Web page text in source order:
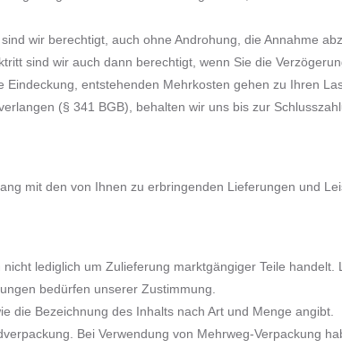
wir berechtigt, auch ohne Androhung, die Annahme
sind wir auch dann berechtigt, wenn Sie die
entstehenden Mehrkosten gehen zu Ihren
(§ 341 BGB), behalten wir uns bis zur
mit den von Ihnen zu erbringenden Lieferungen und
lediglich um Zulieferung marktgängiger Teile handelt.
bedürfen unserer Zustimmung.
die Bezeichnung des Inhalts nach Art und Menge angibt.
Bei Verwendung von Mehrweg-Verpackung